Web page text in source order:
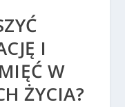
I
W
ŻYCIA?